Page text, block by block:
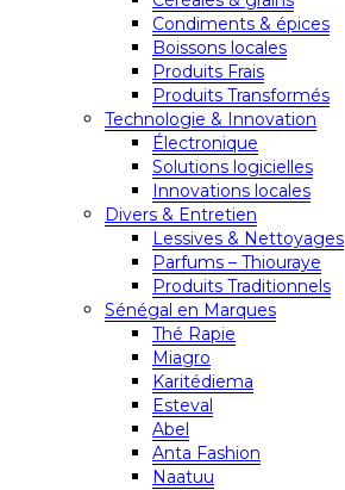
Condiments & épices
Boissons locales
Produits Frais
Produits Transformés
Technologie & Innovation
Électronique
Solutions logicielles
Innovations locales
Divers & Entretien
Lessives & Nettoyages
Parfums – Thiouraye
Produits Traditionnels
Sénégal en Marques
Thé Rapie
Miagro
Karitédiema
Esteval
Abel
Anta Fashion
Naatuu